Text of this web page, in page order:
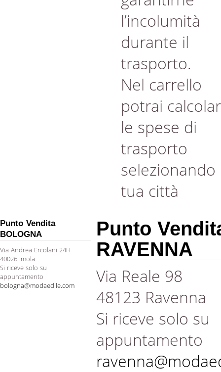
l’incolumità
durante il
trasporto.
Nel carrello
potrai
le spese di
trasporto
selezionando
tua città
Punto Vendita
BOLOGNA
Via Andrea Ercolani 24H
40026 Imola
Si riceve solo su
appuntamento
bologna@modaedile.com
Punto
RAVENNA
Via Reale 98
48123 Ravenna
Si riceve solo su
appuntamento